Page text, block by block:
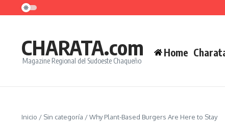
Saltar al contenido
CHARATA.com
Magazine Regional del Sudoeste Chaqueño
Home
Inicio / Sin categoría /Why Plant-Based Burgers Are Here to Stay